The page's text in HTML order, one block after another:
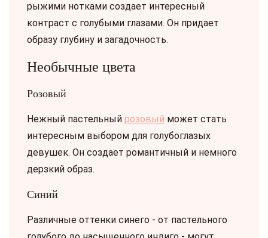
рыжими нотками создает интересный
контраст с голубыми глазами. Он придает
образу глубину и загадочность.
Необычные цвета
Розовый
Нежный пастельный розовый может стать
интересным выбором для голубоглазых
девушек. Он создает романтичный и немного
дерзкий образ.
Синий
Различные оттенки синего - от пастельного